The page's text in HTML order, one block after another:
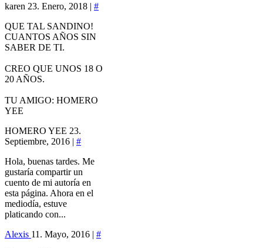
karen 23. Enero, 2018 | #
QUE TAL SANDINO!
CUANTOS AÑOS SIN
SABER DE TI.
CREO QUE UNOS 18 O
20 AÑOS.
TU AMIGO: HOMERO
YEE
HOMERO YEE 23.
Septiembre, 2016 | #
Hola, buenas tardes. Me
gustaría compartir un
cuento de mi autoría en
esta página. Ahora en el
mediodía, estuve
platicando con...
Alexis 11. Mayo, 2016 | #